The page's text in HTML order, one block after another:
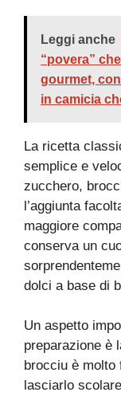
Leggi anche
“povera”
gourmet,
in camicia
La ricetta
semplice e
zucchero,
l’aggiunta
maggiore
conserva un
dolci a base di
Un aspetto
preparazione è
brocciu è molto
lasciarlo